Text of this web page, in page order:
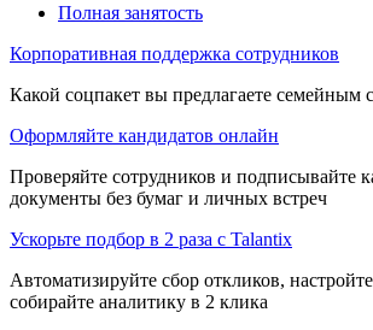
Полная занятость
Корпоративная поддержка сотрудников
Какой соцпакет вы предлагаете семейным
Оформляйте кандидатов онлайн
Проверяйте сотрудников и подписывайте
документы без бумаг и личных встреч
Ускорьте подбор в 2 раза с Talantix
Автоматизируйте сбор откликов,
собирайте аналитику в 2 клика